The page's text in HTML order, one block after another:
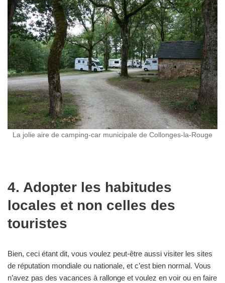
La jolie aire de camping-car municipale de Collonges-la-Rouge
4. Adopter les habitudes
locales et non celles des
touristes
Bien, ceci étant dit, vous voulez peut-être aussi visiter les sites
de réputation mondiale ou nationale, et c’est bien normal. Vous
n’avez pas des vacances à rallonge et voulez en voir ou en faire